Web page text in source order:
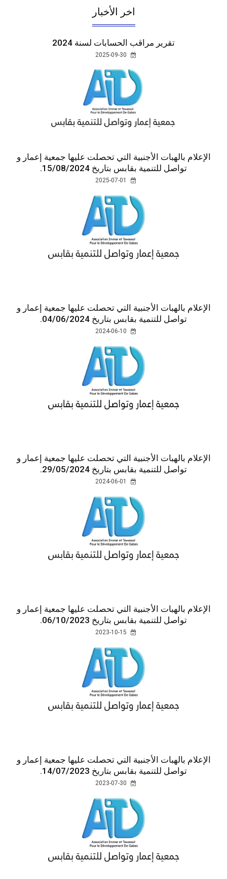
اخر الأخبار
تقرير مراقب الحسابات لسنة 2024
الإعلام بالهبات الأجنبية التي تحصلت عليها جمعية إعمار و
تواصل للتنمية بقابس بتاريخ 15/08/2024.
الإعلام بالهبات الأجنبية التي تحصلت عليها جمعية إعمار و
تواصل للتنمية بقابس بتاريخ 04/06/2024.
الإعلام بالهبات الأجنبية التي تحصلت عليها جمعية إعمار و
تواصل للتنمية بقابس بتاريخ 29/05/2024.
الإعلام بالهبات الأجنبية التي تحصلت عليها جمعية إعمار و
تواصل للتنمية بقابس بتاريخ 06/10/2023.
الإعلام بالهبات الأجنبية التي تحصلت عليها جمعية إعمار و
تواصل للتنمية بقابس بتاريخ 14/07/2023.